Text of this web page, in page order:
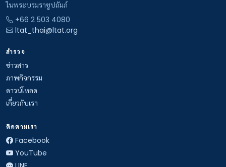
ในพระบรมราชูปถัมภ์
+66 2 503 4080
ltat_thai@ltat.org
สำรวจ
ข่าวสาร
ภาพกิจกรรม
ดาวน์โหลด
เกี่ยวกับเรา
ติดตามเรา
Facebook
YouTube